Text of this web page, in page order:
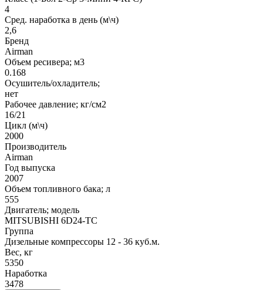
4
Сред. наработка в день (м\ч)
2,6
Бренд
Airman
Объем ресивера; м3
0.168
Осушитель/охладитель;
нет
Рабочее давление; кг/см2
16/21
Цикл (м\ч)
2000
Производитель
Airman
Год выпуска
2007
Объем топливного бака; л
555
Двигатель; модель
MITSUBISHI 6D24-TC
Группа
Дизельные компрессоры 12 - 36 куб.м.
Вес, кг
5350
Наработка
3478